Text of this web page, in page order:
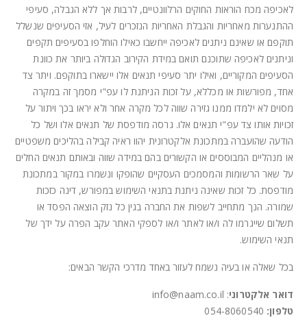
לאכיפה מכח הוראות החוקים הרלוונטיים, לרבות אך ללא הגבלה, סעיפי
ההתנערות מאחריות והגבלת האחריות הנזכרים לעיל, אזי הסעיפים שנשלל
תוקפם או שאינם ניתנים לאכיפה ייחשבו כאילו הוחלפו בסעיפים תקפים
וניתנים לאכיפה שתוכנם תואם במידת הקירוב הגדולה ביותר את כוונת
הסעיפים המקוריים, ואילו יתר סעיפי תנאים אלו יישארו בתוקפם. ויתר צד
אחד, מפורשות או מכללא, על זכות הניתנת לו עפ"י מסמך זה במקרה
מסוים לא ילמדו ממנו גזירה שווה לכל מקרה אחר ולא יראו בכך ויתור על
זכויות אותו צד עפ"י תנאים אלו. גרסה מודפסת של תנאים אלו ושל כל
הודעה שהועברה במתכונת אלקטרונית יהוו ראיה קבילה בהליכים משפטיים
או מנהליים המבוססים או הקשורים בהם במידה שווה ובאותם תנאים החלים
על שאר הרשומות והמסמכים העסקיים שהופקו ונשמרו במקור במתכונת
מודפסת. כל זכות שאינה ניתנת בתנאי השימוש במפורש, דינה כזכות
שמורה. הנך מתחייב לשפות את החברה בגין כל נזק הוצאה הפסד או
תשלום שייגרמו לה ו/או לאתר ו/או לספקי האתר עקב הפרה על ידך של
תנאי השימוש.
בכל שאלה או בעיה נשמח לעזור באחד מדרכי הקשר הבאים:
דואר אלקטרוני: info@naam.co.il
טלפון: